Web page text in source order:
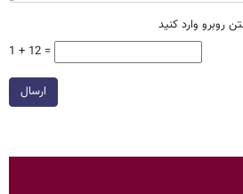
روبرو وارد کنید
1 + 12 =
ارسال